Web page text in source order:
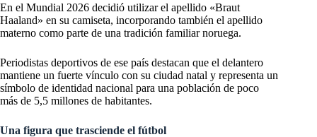
En el Mundial 2026 decidió utilizar el apellido «Braut
Haaland» en su camiseta, incorporando también el apellido
materno como parte de una tradición familiar noruega.
Periodistas deportivos de ese país destacan que el delantero
mantiene un fuerte vínculo con su ciudad natal y representa un
símbolo de identidad nacional para una población de poco
más de 5,5 millones de habitantes.
Una figura que trasciende el fútbol